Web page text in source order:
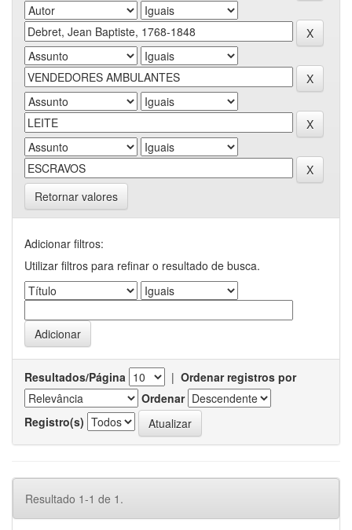
Retornar valores
Adicionar filtros:
Utilizar filtros para refinar o resultado de busca.
Resultados/Página | Ordenar registros por
Ordenar
Registro(s)
Resultado 1-1 de 1.